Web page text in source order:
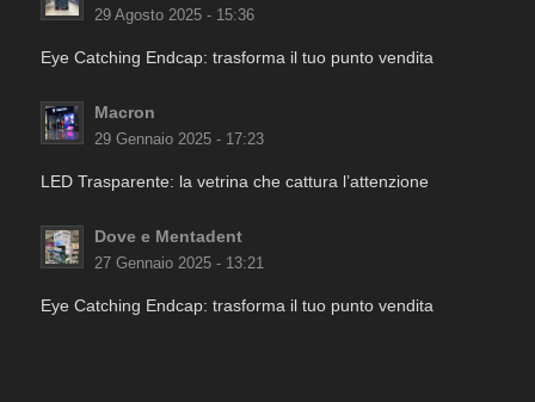
29 Agosto 2025 - 15:36
Eye Catching Endcap: trasforma il tuo punto vendita
Macron
29 Gennaio 2025 - 17:23
LED Trasparente: la vetrina che cattura l’attenzione
Dove e Mentadent
27 Gennaio 2025 - 13:21
Eye Catching Endcap: trasforma il tuo punto vendita